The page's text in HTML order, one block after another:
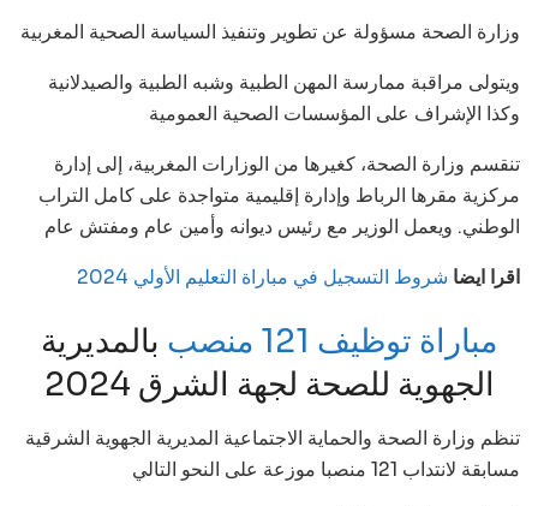
وزارة الصحة مسؤولة عن تطوير وتنفيذ السياسة الصحية المغربية
ويتولى مراقبة ممارسة المهن الطبية وشبه الطبية والصيدلانية
وكذا الإشراف على المؤسسات الصحية العمومية
تنقسم وزارة الصحة، كغيرها من الوزارات المغربية، إلى إدارة
مركزية مقرها الرباط وإدارة إقليمية متواجدة على كامل التراب
الوطني. ويعمل الوزير مع رئيس ديوانه وأمين عام ومفتش عام
اقرا ايضا شروط التسجيل في مباراة التعليم الأولي 2024
مباراة توظيف 121 منصب
بالمديرية
الجهوية للصحة لجهة الشرق 2024
تنظم وزارة الصحة والحماية الاجتماعية المديرية الجهوية الشرقية
مسابقة لانتداب 121 منصبا موزعة على النحو التالي